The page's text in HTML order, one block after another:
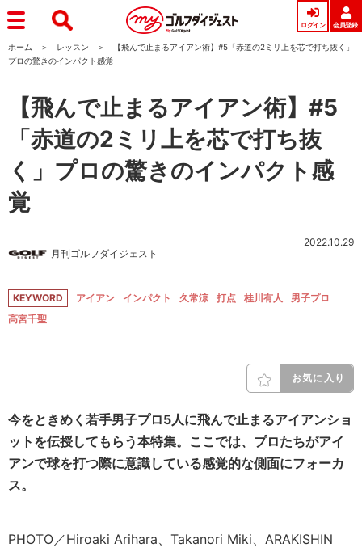
ログイン 会員登録
ホーム レッスン
【飛んで止まるアイアン術】#5「赤道の2ミリ上を芯で打ち抜く」
プロの驚きのインパクト感覚
【飛んで止まるアイアン術】#5
「赤道の2ミリ上を芯で打ち抜
く」プロの驚きのインパクト感
覚
月刊ゴルフダイジェスト
2022.10.29
KEYWORD アイアン インパクト 久常涼 打点 桂川有人
男子プロ
髙宮千聖
お気に入り
今をときめく若手男子プロ5人に飛んで止まるアイアンショ
ットを伝授してもらう本特集。 ここでは、プロたちがアイ
アンで球を打つ際に意識している感覚的な側面にフォーカ
ス。
PHOTO／Hiroaki Arihara、Takanori Miki、ARAKISHIN